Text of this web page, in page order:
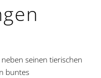
seinen tierischen
buntes